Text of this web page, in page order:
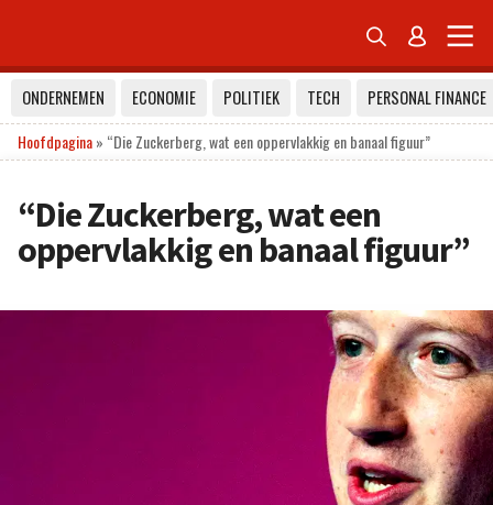
 
ONDERNEMEN ECONOMIE POLITIEK TECH
PERSONAL FINANCE
Hoofdpagina» “Die Zuckerberg, wat een oppervlakkig en banaal figuur”
“Die Zuckerberg, wat een
oppervlakkig en banaal figuur”